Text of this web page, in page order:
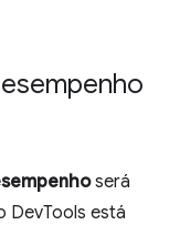
será
DevTools está